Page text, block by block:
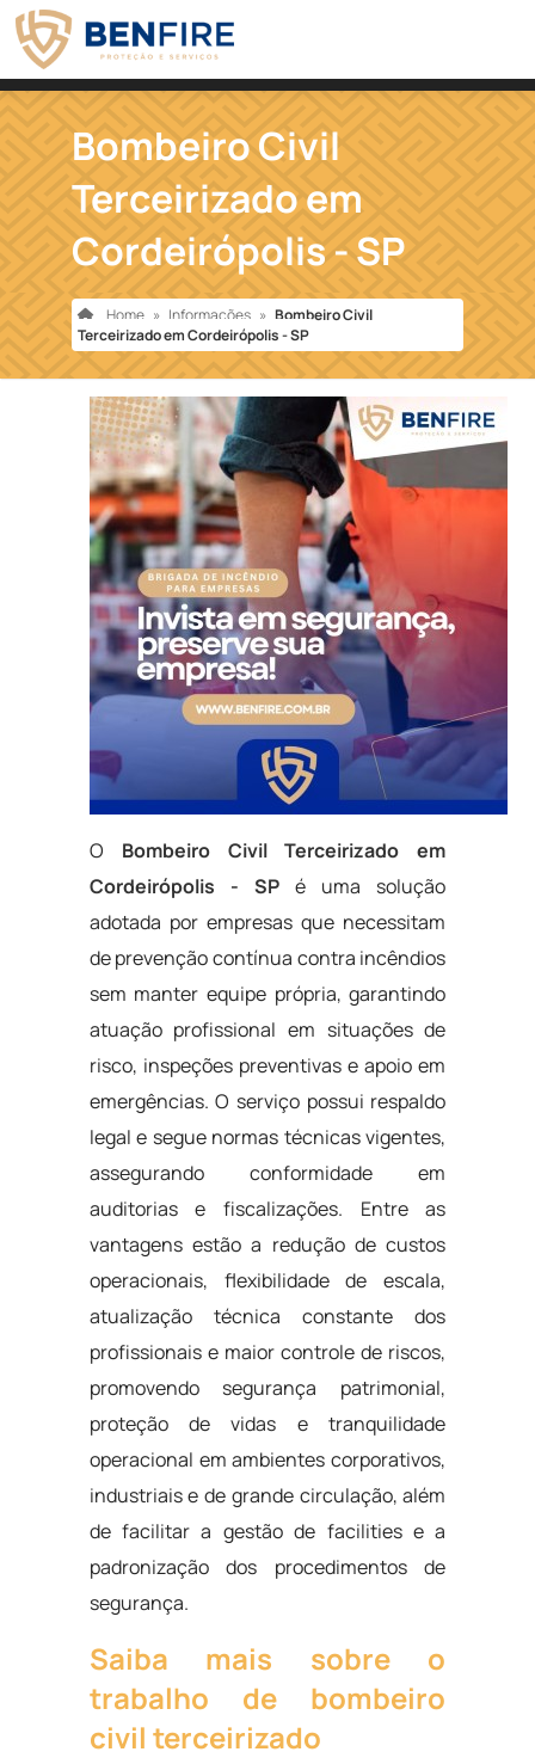
Bombeiro Civil
Terceirizado em
Cordeirópolis - SP
Home » Informações » Bombeiro Civil
Terceirizado em Cordeirópolis - SP
O Bombeiro Civil Terceirizado em
Cordeirópolis - SPé uma solução
adotada por empresas que necessitam
de prevenção contínua contra incêndios
sem manter equipe própria, garantindo
atuação profissional em situações de
risco, inspeções preventivas e apoio em
emergências. O serviço possui respaldo
legal e segue normas técnicas vigentes,
assegurando conformidade em
auditorias e fiscalizações. Entre as
vantagens estão a redução de custos
operacionais, flexibilidade de escala,
atualização técnica constante dos
profissionais e maior controle de riscos,
promovendo segurança patrimonial,
proteção de vidas e tranquilidade
operacional em ambientes corporativos,
industriais e de grande circulação, além
de facilitar a gestão de facilities e a
padronização dos procedimentos de
segurança.
Saiba mais sobre o
trabalho de bombeiro
civil terceirizado